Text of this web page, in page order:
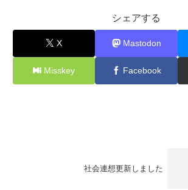
シェアする
X Mastodon
Misskey Facebook
社会連想更新しました